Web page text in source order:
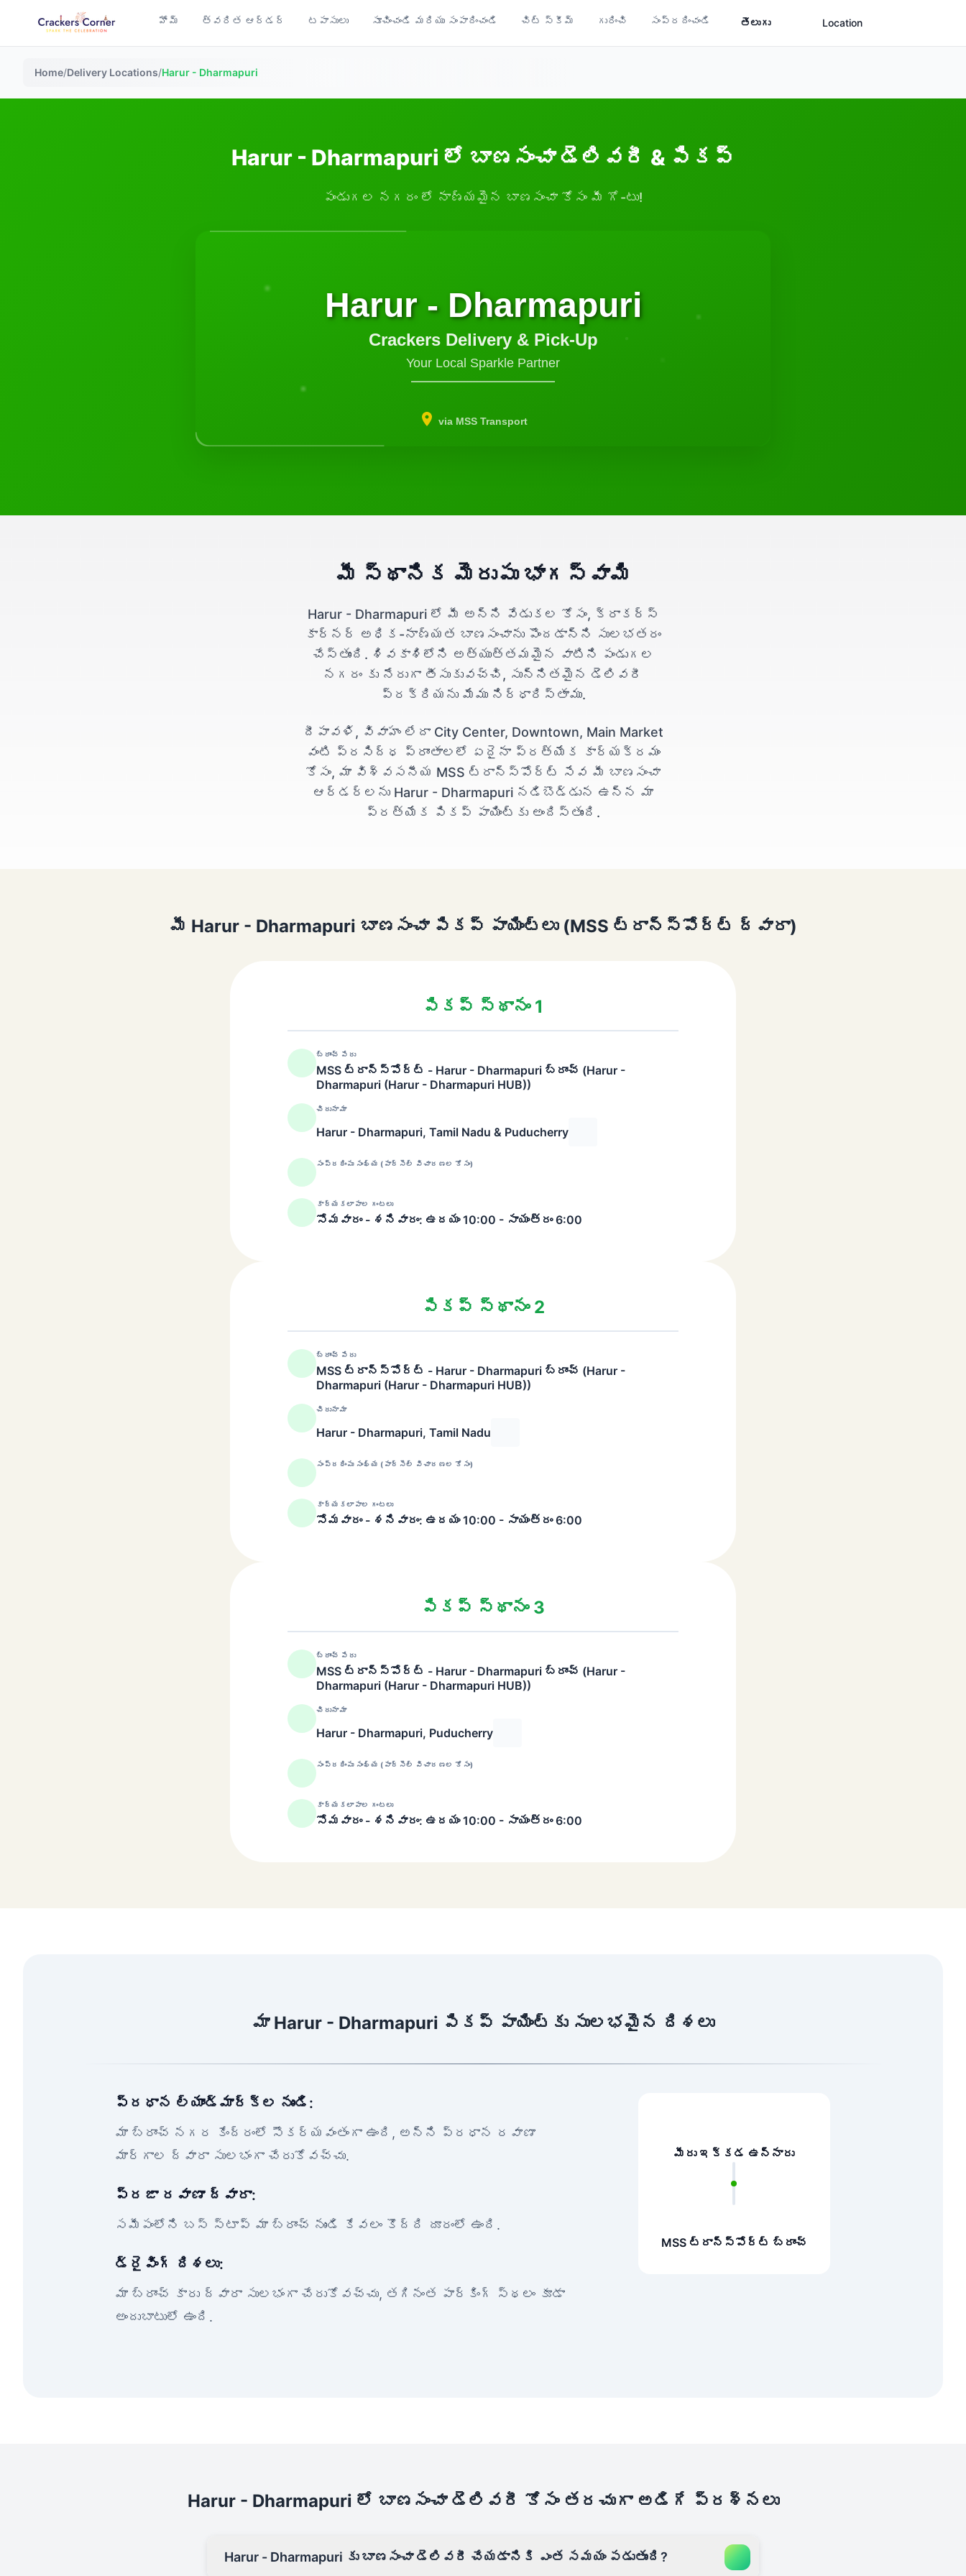
హోమ్ త్వరిత ఆర్డర్ టపాసులు సూచించండి మరియు సంపాదించండి చిట్ స్కీమ్ గురించి సంప్రదించండి తెలుగు Location
Home/Delivery Locations/Harur - Dharmapuri
Harur - Dharmapuri లో బాణసంచా డెలివరీ & పికప్
పండుగల నగరం లో నాణ్యమైన బాణసంచా కోసం మీ గో-టు!
Harur - Dharmapuri
Crackers Delivery & Pick-Up
Your Local Sparkle Partner
via MSS Transport
మీ స్థానిక మెరుపు భాగస్వామి
Harur - Dharmapuri లో మీ అన్ని వేడుకల కోసం, క్రాకర్స్
కార్నర్ అధిక-నాణ్యత బాణసంచాను పొందడాన్ని సులభతరం
చేస్తుంది. శివకాశిలోని అత్యుత్తమమైన వాటిని పండుగల
నగరం కు నేరుగా తీసుకువచ్చి, సున్నితమైన డెలివరీ
ప్రక్రియను మేము నిర్ధారిస్తాము.
దీపావళి, వివాహం లేదా City Center, Downtown, Main Market
వంటి ప్రసిద్ధ ప్రాంతాలలో ఏదైనా ప్రత్యేక కార్యక్రమం
కోసం, మా విశ్వసనీయ MSS ట్రాన్స్‌పోర్ట్ సేవ మీ బాణసంచా
ఆర్డర్‌లను Harur - Dharmapuri నడిబొడ్డున ఉన్న మా
ప్రత్యేక పికప్ పాయింట్‌కు అందిస్తుంది.
మీ Harur - Dharmapuri బాణసంచా పికప్ పాయింట్లు (MSS ట్రాన్స్‌పోర్ట్ ద్వారా)
పికప్ స్థానం 1
బ్రాంచ్ పేరు
MSS ట్రాన్స్‌పోర్ట్ - Harur - Dharmapuri బ్రాంచ్ (Harur -
Dharmapuri (Harur - Dharmapuri HUB))
చిరునామా
Harur - Dharmapuri, Tamil Nadu & Puducherry
సంప్రదింపు సంఖ్య (పార్సెల్ విచారణల కోసం)
కార్యకలాపాల గంటలు
సోమవారం - శనివారం: ఉదయం 10:00 - సాయంత్రం 6:00
పికప్ స్థానం 2
బ్రాంచ్ పేరు
MSS ట్రాన్స్‌పోర్ట్ - Harur - Dharmapuri బ్రాంచ్ (Harur -
Dharmapuri (Harur - Dharmapuri HUB))
చిరునామా
Harur - Dharmapuri, Tamil Nadu
సంప్రదింపు సంఖ్య (పార్సెల్ విచారణల కోసం)
కార్యకలాపాల గంటలు
సోమవారం - శనివారం: ఉదయం 10:00 - సాయంత్రం 6:00
పికప్ స్థానం 3
బ్రాంచ్ పేరు
MSS ట్రాన్స్‌పోర్ట్ - Harur - Dharmapuri బ్రాంచ్ (Harur -
Dharmapuri (Harur - Dharmapuri HUB))
చిరునామా
Harur - Dharmapuri, Puducherry
సంప్రదింపు సంఖ్య (పార్సెల్ విచారణల కోసం)
కార్యకలాపాల గంటలు
సోమవారం - శనివారం: ఉదయం 10:00 - సాయంత్రం 6:00
మా Harur - Dharmapuri పికప్ పాయింట్‌కు సులభమైన దిశలు
ప్రధాన ల్యాండ్‌మార్క్‌ల నుండి:
మా బ్రాంచ్ నగర కేంద్రంలో సౌకర్యవంతంగా ఉంది, అన్ని ప్రధాన రవాణా
మార్గాల ద్వారా సులభంగా చేరుకోవచ్చు.
ప్రజా రవాణా ద్వారా:
సమీపంలోని బస్ స్టాప్ మా బ్రాంచ్ నుండి కేవలం కొద్ది దూరంలో ఉంది.
డ్రైవింగ్ దిశలు:
మా బ్రాంచ్ కారు ద్వారా సులభంగా చేరుకోవచ్చు, తగినంత పార్కింగ్ స్థలం కూడా
అందుబాటులో ఉంది.
మీరు ఇక్కడ ఉన్నారు
MSS ట్రాన్స్‌పోర్ట్ బ్రాంచ్
Harur - Dharmapuri లో బాణసంచా డెలివరీ కోసం తరచుగా అడిగే ప్రశ్నలు
Harur - Dharmapuri కు బాణసంచా డెలివరీ చేయడానికి ఎంత సమయం పడుతుంది?